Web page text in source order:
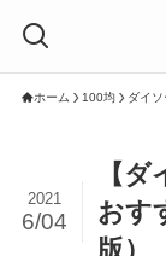
ホーム 100均 ダイソ
【
おす
版）
2021
6/04